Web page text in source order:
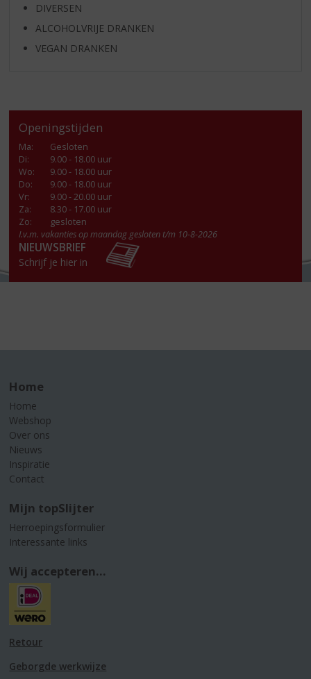
DIVERSEN
ALCOHOLVRIJE DRANKEN
VEGAN DRANKEN
Openingstijden
Ma:
Gesloten
Di:
9.00 - 18.00 uur
Wo:
9.00 - 18.00 uur
Do:
9.00 - 18.00 uur
Vr:
9.00 - 20.00 uur
Za:
8.30 - 17.00 uur
Zo:
gesloten
I.v.m. vakanties op maandag gesloten t/m 10-8-2026
NIEUWSBRIEF
Schrijf je hier in
Home
Home
Webshop
Over ons
Nieuws
Inspiratie
Contact
Mijn topSlijter
Herroepingsformulier
Interessante links
Wij accepteren...
Retour
Geborgde werkwijze